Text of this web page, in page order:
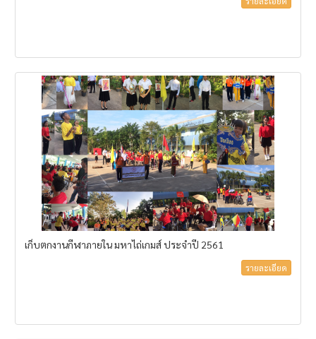
เก็บตกงานกีฬาภายใน มหาไถ่เกมส์ ประจำปี 2561
รายละเอียด